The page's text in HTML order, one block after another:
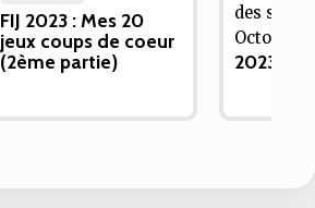
FIJ 2023 : Mes 20
jeux coups de coeur
(2ème partie)
2023